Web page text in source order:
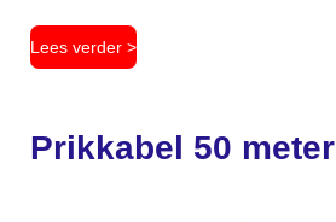
Lees verder >
Prikkabel 50 meter